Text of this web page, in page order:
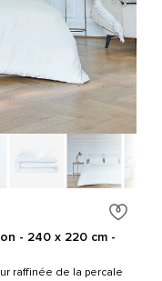
- 240 x 220 cm -
raffinée de la percale